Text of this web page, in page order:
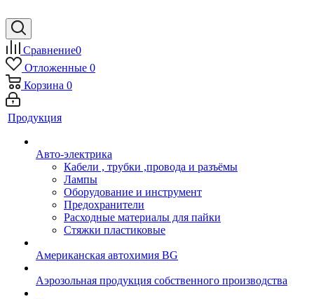
Сравнение0
Отложенные 0
Корзина 0
Продукция
Авто-электрика
Кабели , трубки ,провода и разъёмы
Лампы
Оборудование и инструмент
Предохранители
Расходные материалы для пайки
Стяжки пластиковые
Американская автохимия BG
Аэрозольная продукция собственного производства